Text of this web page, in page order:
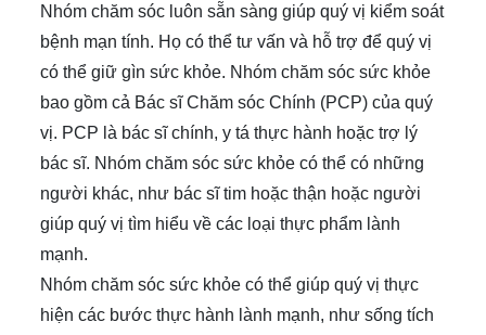
Nhóm chăm sóc luôn sẵn sàng giúp quý vị kiểm soát
bệnh mạn tính. Họ có thể tư vấn và hỗ trợ để quý vị
có thể giữ gìn sức khỏe. Nhóm chăm sóc sức khỏe
bao gồm cả Bác sĩ Chăm sóc Chính (PCP) của quý
vị. PCP là bác sĩ chính, y tá thực hành hoặc trợ lý
bác sĩ. Nhóm chăm sóc sức khỏe có thể có những
người khác, như bác sĩ tim hoặc thận hoặc người
giúp quý vị tìm hiểu về các loại thực phẩm lành
mạnh.
Nhóm chăm sóc sức khỏe có thể giúp quý vị thực
hiện các bước thực hành lành mạnh, như sống tích